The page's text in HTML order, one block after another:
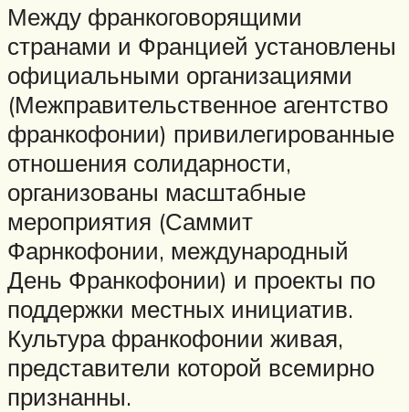
Между франкоговорящими
странами и Францией установлены
официальными организациями
(Межправительственное агентство
франкофонии) привилегированные
отношения солидарности,
организованы масштабные
мероприятия (Саммит
Фарнкофонии, международный
День Франкофонии) и проекты по
поддержки местных инициатив.
Культура франкофонии живая,
представители которой всемирно
признанны.